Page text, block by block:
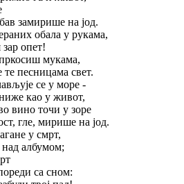
замирише на јод.
обала у рукама,
опет!
мукама,
те песницама свет.
се у море -
као у живот,
вино точи у зоре
гле, мирише на јод.
у смрт,
албумом;
са сном: